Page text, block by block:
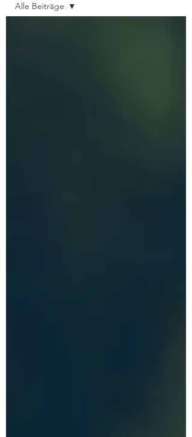
Alle Beiträge